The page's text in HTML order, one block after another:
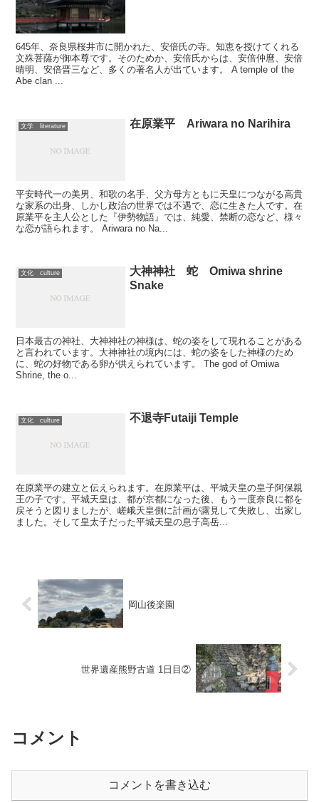
645年、奈良県桜井市に開かれた、安倍氏の寺。知恵を授けてくれる
文殊菩薩が御本尊です。そのためか、安倍氏からは、安倍仲麿、安倍
晴明、安倍晋三など、多くの著名人が出ています。 A temple of the
Abe clan ...
文学 literature 在原業平 Ariwara no Narihira
平安時代一の美男、和歌の名手、父方母方ともに天皇につながる高貴
な家系の出身、しかし政治の世界では不遇で、恋に生きた人です。在
原業平を主人公とした『伊勢物語』では、純愛、禁断の恋など、様々
な恋が語られます。 Ariwara no Na...
文化 culture
大神神社 蛇 Omiwa shrine
Snake
日本最古の神社、大神神社の神様は、蛇の姿をして現れることがある
と言われています。大神神社の境内には、蛇の姿をした神様のため
に、蛇の好物である卵が供えられています。 The god of Omiwa
Shrine, the o...
文化 culture 不退寺Futaiji Temple
在原業平の建立と伝えられます。在原業平は、平城天皇の皇子阿保親
王の子です。平城天皇は、都が京都になった後、もう一度奈良に都を
戻そうと図りましたが、嵯峨天皇側に計画が露見して失敗し、出家し
ました。そして皇太子だった平城天皇の息子高岳...
岡山後楽園
世界遺産熊野古道 1日目②
コメント
コメントを書き込む